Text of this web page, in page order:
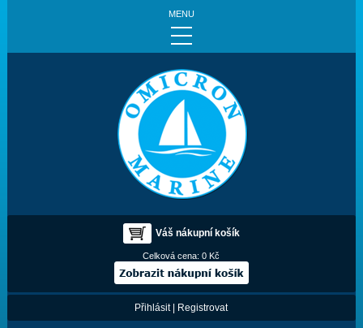
MENU
Váš nákupní košík
Celková cena:0 Kč
Přihlásit| Registrovat